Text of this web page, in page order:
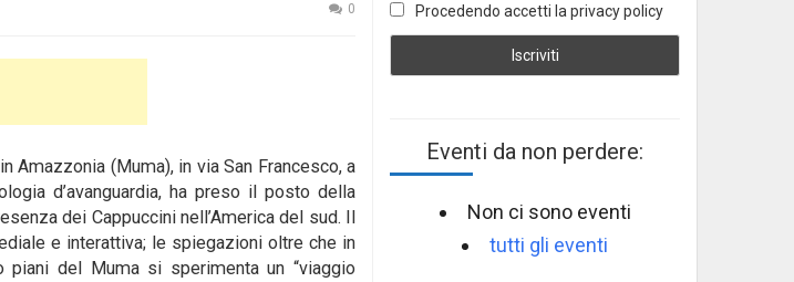
0
(Muma), in via San Francesco, a
d’avanguardia, ha preso il posto della
dei Cappuccini nell’America del sud. Il
e interattiva; le spiegazioni oltre che in
del Muma si sperimenta un “viaggio
Procedendo accetti la privacy policy
Eventi da non perdere:
Non ci sono eventi
tutti gli eventi